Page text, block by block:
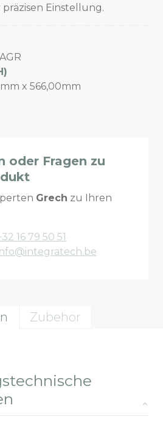
Einstellung.
x 566,00mm
oder Fragen zu
Grech zu Ihren
16 79 50 51
Zubehör